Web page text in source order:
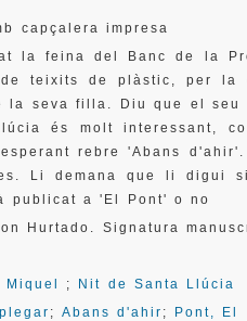
capçalera impresa
la feina del Banc de la
teixits de plàstic, per la
la seva filla. Diu que el seu
és molt interessant,
rebre 'Abans
Li demana que li digui
publicat a 'El Pont' o no
Hurtado. Signatura
; Nit de Santa Llúcia
; Abans d'ahir ; Pont, El